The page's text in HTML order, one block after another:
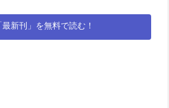
最新刊」を無料で読む！